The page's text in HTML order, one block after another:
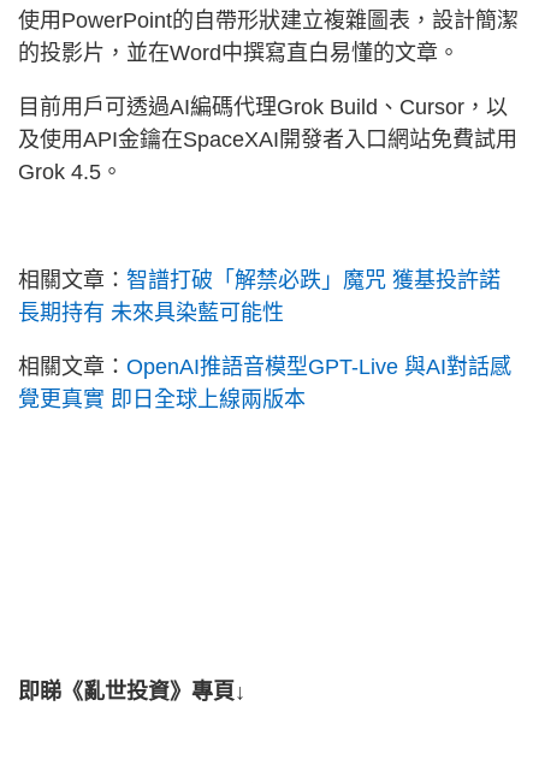
使用PowerPoint的自帶形狀建立複雜圖表，設計簡潔
的投影片，並在Word中撰寫直白易懂的文章。
目前用戶可透過AI編碼代理Grok Build、Cursor，以
及使用API金鑰在SpaceXAI開發者入口網站免費試用
Grok 4.5。
相關文章： 智譜打破「解禁必跌」魔咒 獲基投許諾
長期持有 未來具染藍可能性
相關文章： OpenAI推語音模型GPT-Live 與AI對話感
覺更真實 即日全球上線兩版本
即睇《亂世投資》專頁↓